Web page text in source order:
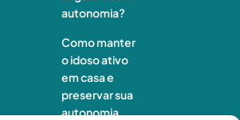
autonomia?
Como manter
o idoso ativo
em casa e
preservar sua
autonomia